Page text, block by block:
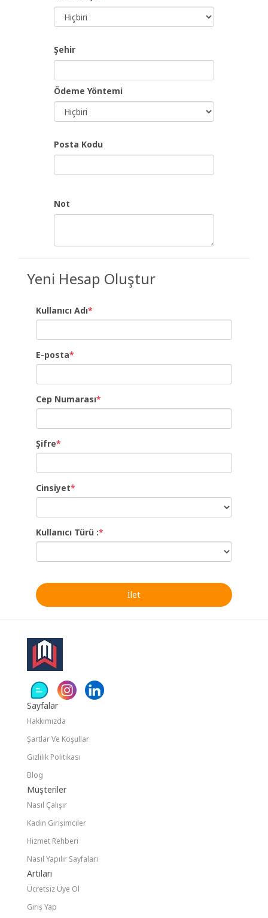
Şehir
Ödeme Yöntemi
Posta Kodu
Not
Yeni Hesap Oluştur
Kullanıcı Adı*
E-posta*
Cep Numarası*
Şifre*
Cinsiyet*
Kullanıcı Türü :*
Sayfalar
Hakkımızda
Şartlar Ve Koşullar
Gizlilik Politikası
Blog
Müşteriler
Nasıl Çalışır
Kadın Girişimciler
Hizmet Rehberi
Nasıl Yapılır Sayfaları
Artıları
Ücretsiz Üye Ol
Giriş Yap